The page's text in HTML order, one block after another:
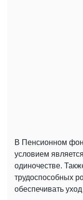
В Пенсионном
условием
одиночестве.
трудоспособных
обеспечивать